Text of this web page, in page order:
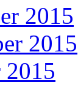
2015
2015
2015